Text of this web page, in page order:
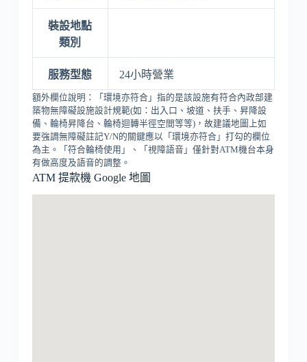
裝設地點
類別
服務型態 24小時營業
額外欄位說明：「環境亦符合」指的是該設施有符合內政部建
築物無障礙設施設計規範(如：出入口、坡道、扶手、昇降設
備、輪椅昇降台、輪椅迴轉半徑空間等等)，故建議地圖上如
要強調無障礙註記Y/N的關鍵應以「環境亦符合」打勾的欄位
為主。「符合輪椅使用」、「視障語音」僅針對ATM機台本身
有做高度及語音的調整。
ATM 提款機 Google 地圖